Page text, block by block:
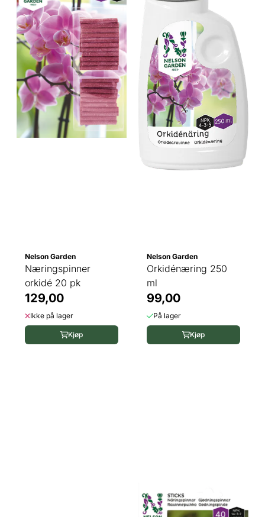
Nelson Garden
Næringspinner
orkidé 20 pk
129,00
Ikke på lager
Kjøp
Nelson Garden
Orkidénæring 250
ml
99,00
På lager
Kjøp